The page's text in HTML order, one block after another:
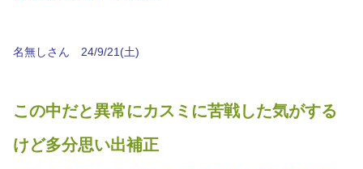
名無しさん 24/9/21(土)
この中だと異常にカスミに苦戦した気がする
けど多分思い出補正